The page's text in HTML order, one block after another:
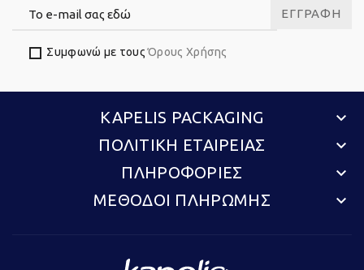
ΕΓΓΡΑΦΉ
Συμφωνώ με τουςΌρους Χρήσης
KAPELIS PACKAGING keyboard_arrow_down
ΠΟΛΙΤΙΚΗ ΕΤΑΙΡΕΙΑΣ keyboard_arrow_down
ΠΛΗΡΟΦΟΡΙΕΣ keyboard_arrow_down
ΜΕΘΟΔΟΙ ΠΛΗΡΩΜΗΣ keyboard_arrow_down